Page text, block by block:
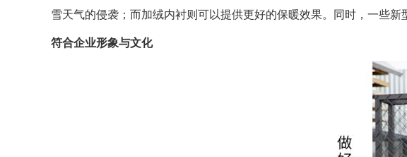
雪天气的侵袭；而加绒内衬则可以提供更好的保暖效果。同时，一些
符合企业形象与文化